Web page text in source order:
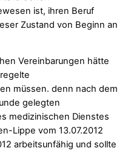
ist, ihren Beruf
Zustand von Beginn an
Vereinbarungen hätte
müssen. denn nach dem
gelegten
medizinischen Dienstes
Lippe vom 13.07.2012
arbeitsunfähig und sollte